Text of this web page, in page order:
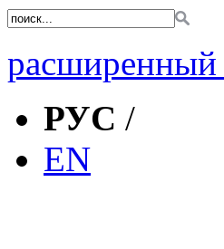
расширенный
РУС /
EN